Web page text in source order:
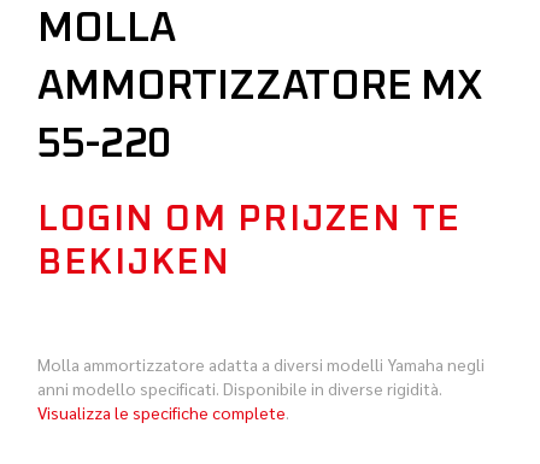
MOLLA
AMMORTIZZATORE MX
55-220
LOGIN OM PRIJZEN TE
BEKIJKEN
Molla ammortizzatore adatta a diversi modelli Yamaha negli
anni modello specificati. Disponibile in diverse rigidità.
Visualizza le specifiche complete.